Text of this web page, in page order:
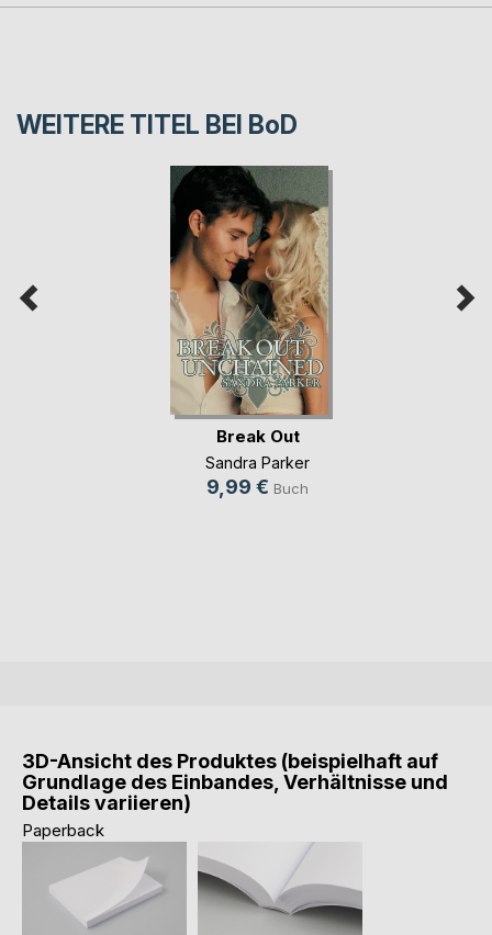
WEITERE TITEL BEI BoD
Break Out
Sandra Parker
9,99 € Buch
3D-Ansicht des Produktes (beispielhaft auf
Grundlage des Einbandes, Verhältnisse und
Details variieren)
Paperback